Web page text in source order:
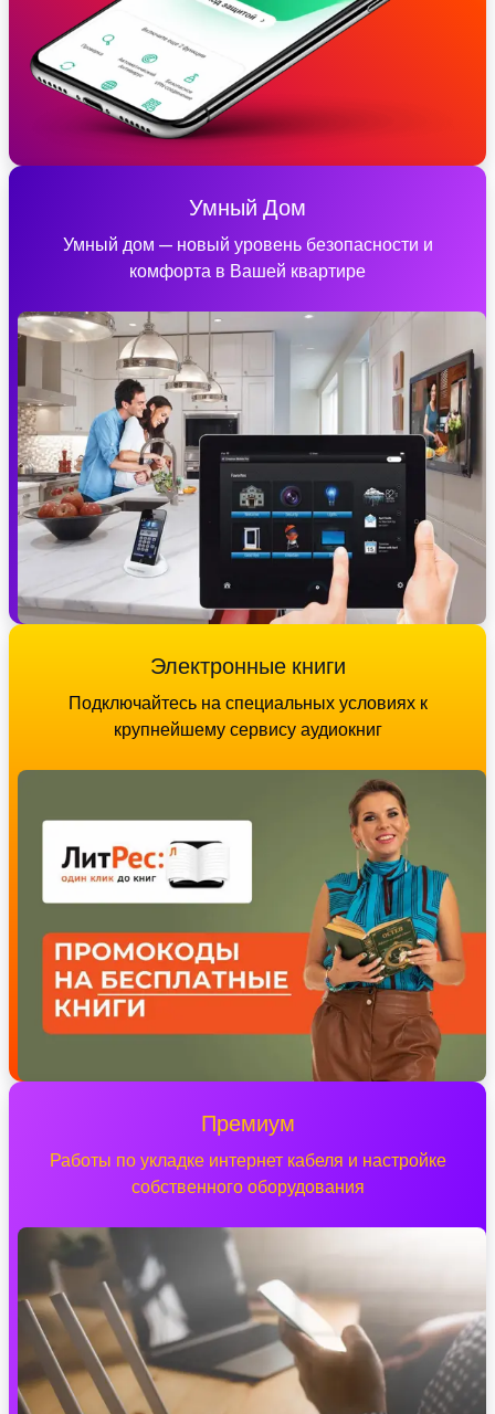
Умный Дом
Умный дом — новый уровень безопасности и
комфорта в Вашей квартире
Электронные книги
Подключайтесь на специальных условиях к
крупнейшему сервису аудиокниг
Премиум
Работы по укладке интернет кабеля и настройке
собственного оборудования